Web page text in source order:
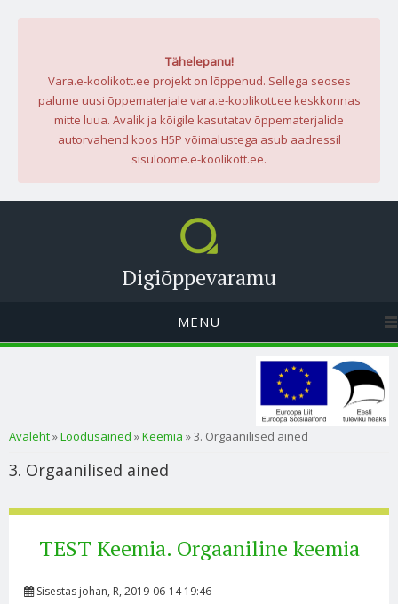
Tähelepanu!
Vara.e-koolikott.ee projekt on lõppenud. Sellega seoses
palume uusi õppematerjale vara.e-koolikott.ee keskkonnas
mitte luua. Avalik ja kõigile kasutatav õppematerjalide
autorvahend koos H5P võimalustega asub aadressil
sisuloome.e-koolikott.ee.
Digiõppevaramu
MENU
Sa oled siin
Avaleht»Loodusained »Keemia » 3. Orgaanilised ained
3. Orgaanilised ained
TEST Keemia. Orgaaniline keemia
Sisestas johan, R, 2019-06-14 19:46